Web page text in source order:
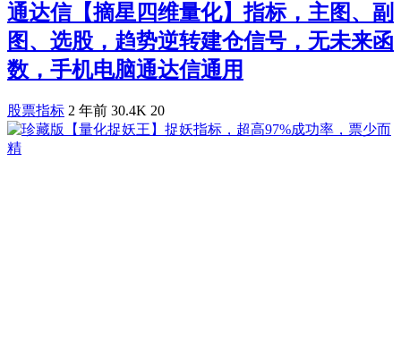
通达信【摘星四维量化】指标，主图、副
图、选股，趋势逆转建仓信号，无未来函
数，手机电脑通达信通用
股票指标 2 年前 30.4K 20